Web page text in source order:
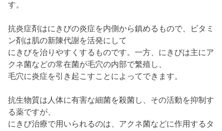
す。
抗炎症剤はにきびの炎症を内側から鎮めるもので、ビタミ
ン剤は肌の新陳代謝を活発にして
にきびを治りやすくするものです。一方、にきびは主にア
クネ菌などの常在菌が毛穴の内部で繁殖し、
毛穴に炎症を引き起こすことによってできます。
抗生物質は人体に有害な細菌を殺菌し、その活動を抑制す
る薬ですが、
にきび治療で用いられるのは、アクネ菌などに作用するタ